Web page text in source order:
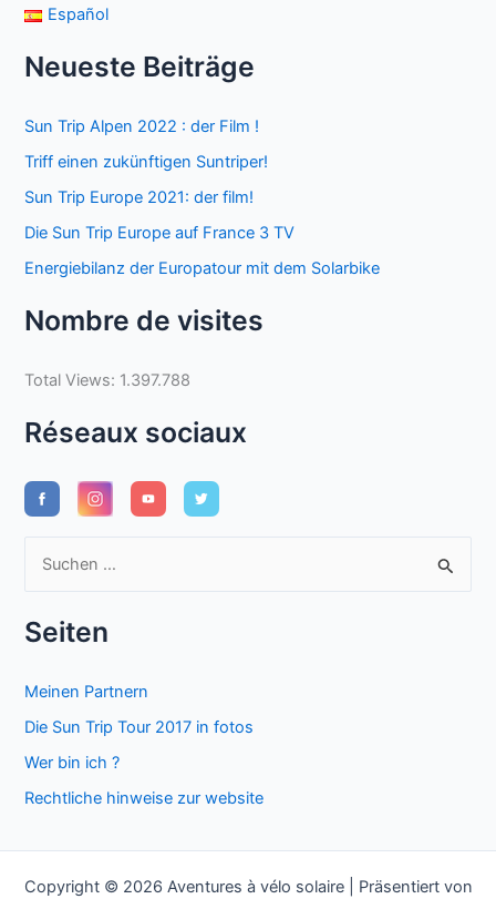
Español
Neueste Beiträge
Sun Trip Alpen 2022 : der Film !
Triff einen zukünftigen Suntriper!
Sun Trip Europe 2021: der film!
Die Sun Trip Europe auf France 3 TV
Energiebilanz der Europatour mit dem Solarbike
Nombre de visites
Total Views: 1.397.788
Réseaux sociaux
h
c
Seiten
Meinen Partnern
Die Sun Trip Tour 2017 in fotos
Wer bin ich ?
Rechtliche hinweise zur website
Copyright © 2026 Aventures à vélo solaire | Präsentiert von